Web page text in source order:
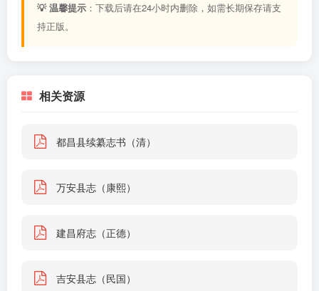
💡 温馨提示 ：下载后请在24小时内删除，如需长期保存请支
持正版。
相关资源
都昌县续纂志书（清）
万安县志（康熙）
建昌府志（正德）
吉安县志（民国）